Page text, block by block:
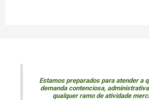
Estamos preparados para atender a
demanda contenciosa,
qualquer ramo de atividade